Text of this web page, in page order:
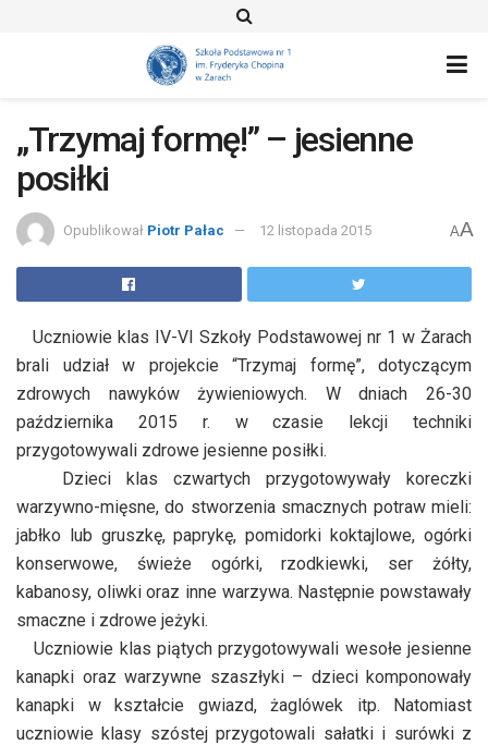
„Trzymaj formę!” – jesienne
posiłki
Opublikował Piotr Pałac 12 listopada 2015 AA
Uczniowie klas IV-VI Szkoły Podstawowej nr 1 w Żarach
brali udział w projekcie “Trzymaj formę”, dotyczącym
zdrowych nawyków żywieniowych. W dniach 26-30
października 2015 r. w czasie lekcji techniki
przygotowywali zdrowe jesienne posiłki.
Dzieci klas czwartych przygotowywały koreczki
warzywno-mięsne, do stworzenia smacznych potraw mieli:
jabłko lub gruszkę, paprykę, pomidorki koktajlowe, ogórki
konserwowe, świeże ogórki, rzodkiewki, ser żółty,
kabanosy, oliwki oraz inne warzywa. Następnie powstawały
smaczne i zdrowe jeżyki.
Uczniowie klas piątych przygotowywali wesołe jesienne
kanapki oraz warzywne szaszłyki – dzieci komponowały
kanapki w kształcie gwiazd, żaglówek itp. Natomiast
uczniowie klasy szóstej przygotowali sałatki i surówki z